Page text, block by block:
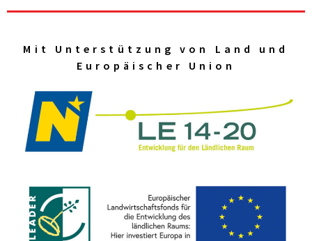
Mit Unterstützung von Land und
Europäischer Union